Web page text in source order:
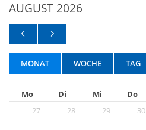
AUGUST 2026
MONAT WOCHE TAG
Mo Di Mi Do
27
28 29 30